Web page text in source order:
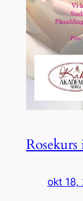
okt 18,